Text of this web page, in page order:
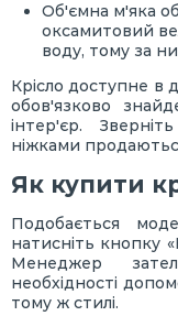
Об'ємна м'яка
оксамитовий
воду, тому за
Крісло доступне в
обов'язково
інтер'єр.
ніжками
Як купити
Подобається
натисніть кнопку
Менеджер
необхідності
тому ж стилі.